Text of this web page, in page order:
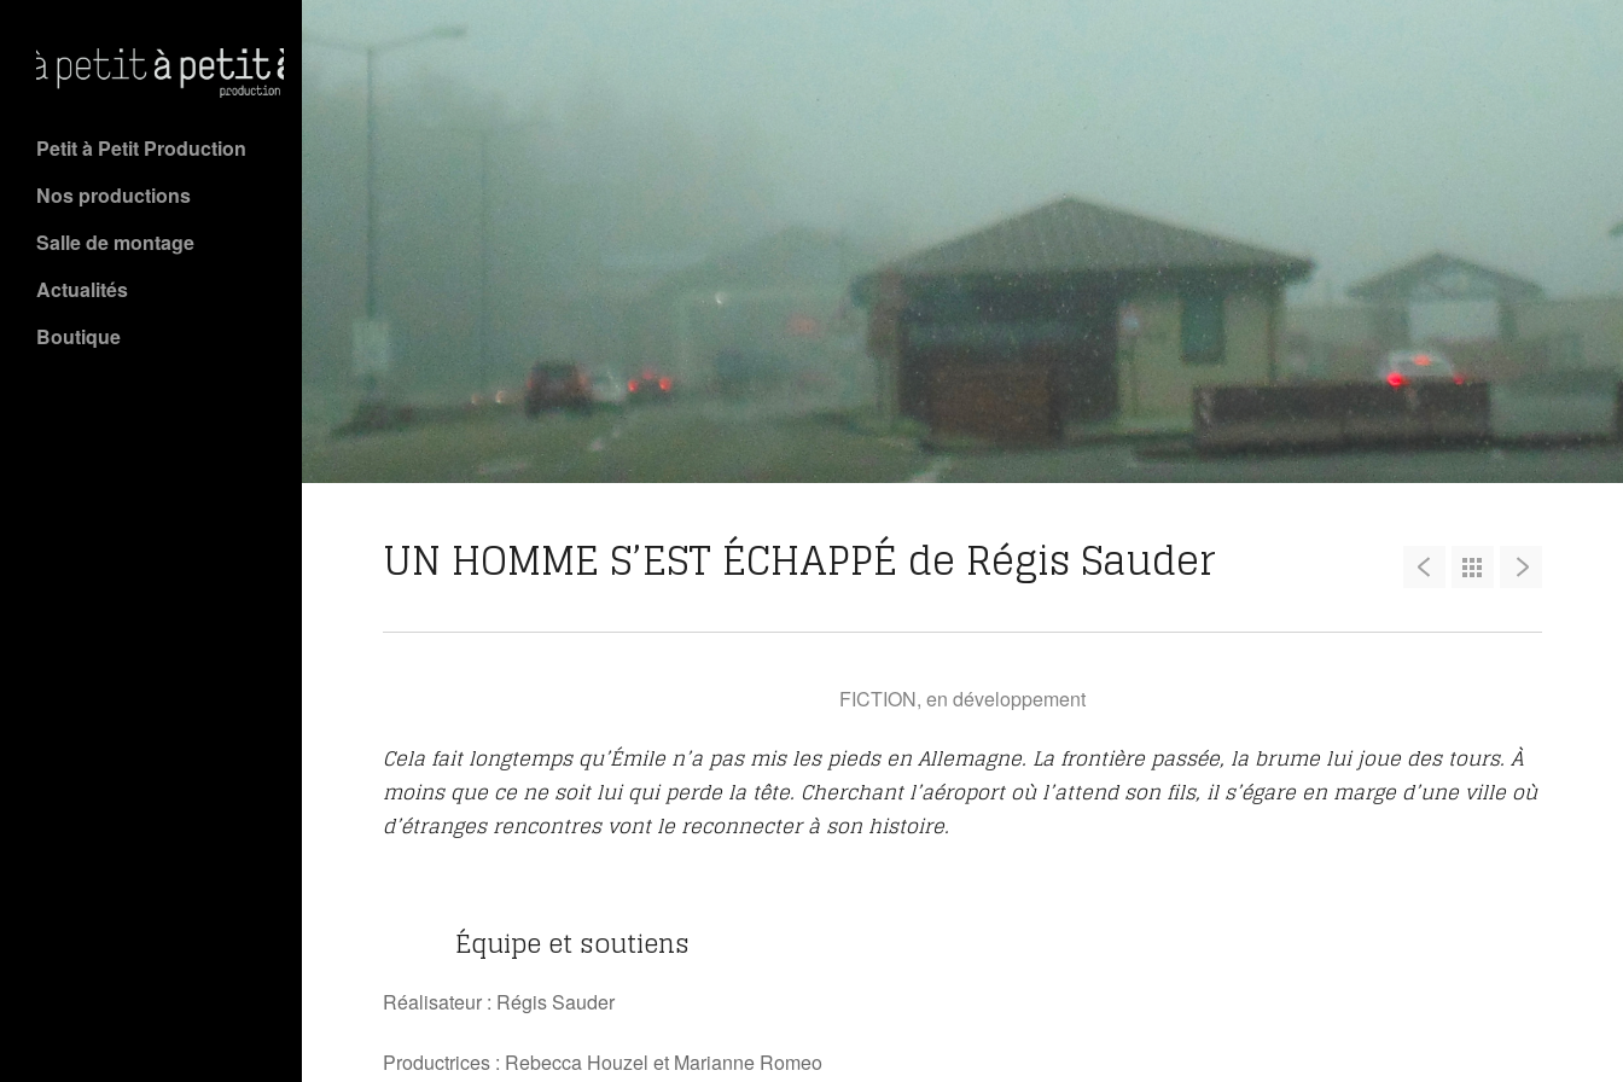
Petit à Petit Production
Nos productions
Salle de montage
Actualités
Boutique
UN HOMME S’EST ÉCHAPPÉ de Régis Sauder
FICTION, en développement
Cela fait longtemps qu’Émile n’a pas mis les pieds en Allemagne. La frontière passée, la brume lui joue des tours. À
moins que ce ne soit lui qui perde la tête. Cherchant l’aéroport où l’attend son fils, il s’égare en marge d’une ville où
d’étranges rencontres vont le reconnecter à son histoire.
Équipe et soutiens
Réalisateur : Régis Sauder
Productrices : Rebecca Houzel et Marianne Romeo